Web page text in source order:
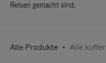
Reisen gemacht sind.
Alle Produkte Alle koffer